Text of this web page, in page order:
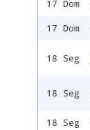
17 Dom
17 Dom
18 Seg
18 Seg
18 Seg